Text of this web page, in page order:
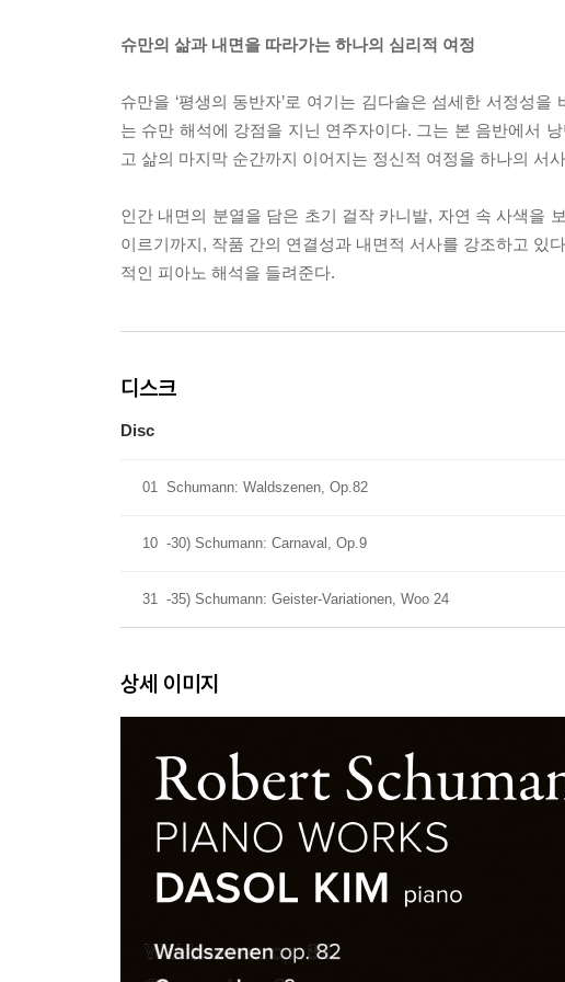
슈만의 삶과 내면을 따라가는 하나의 심리적 여정
슈만을 ‘평생의 동반자’로 여기는 김다솔은 섬세한 서정성
는 슈만 해석에 강점을 지닌 연주자이다. 그는 본 음반에서
고 삶의 마지막 순간까지 이어지는 정신적 여정을 하나의 서
인간 내면의 분열을 담은 초기 걸작 카니발, 자연 속 사색을
이르기까지, 작품 간의 연결성과 내면적 서사를 강조하고 있
적인 피아노 해석을 들려준다.
디스크
Disc
01 Schumann: Waldszenen, Op.82
10 -30) Schumann: Carnaval, Op.9
31 -35) Schumann: Geister-Variationen, Woo 24
상세 이미지